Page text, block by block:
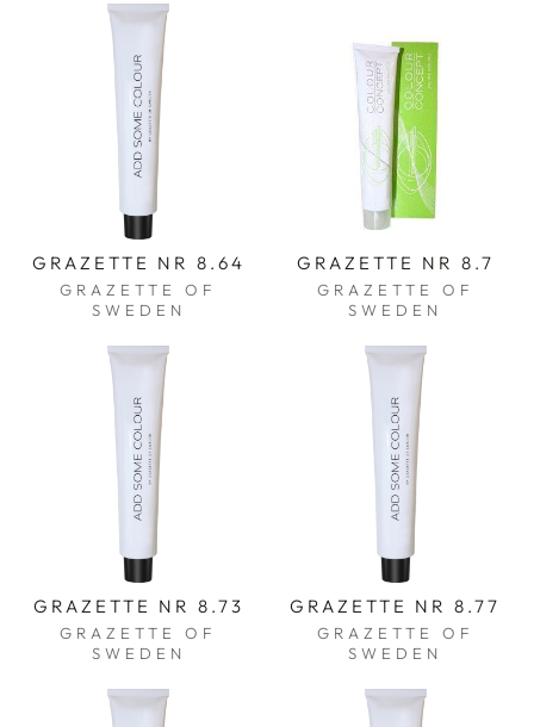
GRAZETTE NR 8.64
GRAZETTE OF
SWEDEN
GRAZETTE NR 8.7
GRAZETTE OF
SWEDEN
GRAZETTE NR 8.73
GRAZETTE OF
SWEDEN
GRAZETTE NR 8.77
GRAZETTE OF
SWEDEN